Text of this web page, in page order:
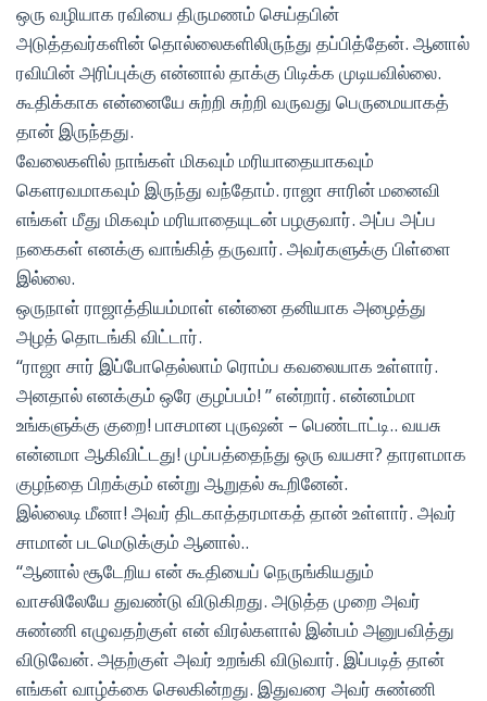
ஒரு வழியாக ரவியை திருமணம் செய்தபின்
அடுத்தவர்களின் தொல்லைகளிலிருந்து தப்பித்தேன். ஆனால்
ரவியின் அரிப்புக்கு என்னால் தாக்கு பிடிக்க முடியவில்லை.
கூதிக்காக என்னையே சுற்றி சுற்றி வருவது பெருமையாகத்
தான் இருந்தது.
வேலைகளில் நாங்கள் மிகவும் மரியாதையாகவும்
கெளரவமாகவும் இருந்து வந்தோம். ராஜா சாரின் மனைவி
எங்கள் மீது மிகவும் மரியாதையுடன் பழகுவார். அப்ப அப்ப
நகைகள் எனக்கு வாங்கித் தருவார். அவர்களுக்கு பிள்ளை
இல்லை.
ஒருநாள் ராஜாத்தியம்மாள் என்னை தனியாக அழைத்து
அழத் தொடங்கி விட்டார்.
“ராஜா சார் இப்போதெல்லாம் ரொம்ப கவலையாக உள்ளார்.
அனதால் எனக்கும் ஒரே குழப்பம்! ” என்றார். என்னம்மா
உங்களுக்கு குறை! பாசமான புருஷன் – பெண்டாட்டி.. வயசு
என்னமா ஆகிவிட்டது! முப்பத்தைந்து ஒரு வயசா? தாரளமாக
குழந்தை பிறக்கும் என்று ஆறுதல் கூறினேன்.
இல்லைடி மீனா! அவர் திடகாத்தரமாகத் தான் உள்ளார். அவர்
சாமான் படமெடுக்கும் ஆனால்..
“ஆனால் சூடேறிய என் கூதியைப் நெருங்கியதும்
வாசலிலேயே துவண்டு விடுகிறது. அடுத்த முறை அவர்
சுண்ணி எழுவதற்குள் என் விரல்களால் இன்பம் அனுபவித்து
விடுவேன். அதற்குள் அவர் உறங்கி விடுவார். இப்படித் தான்
எங்கள் வாழ்க்கை செலகின்றது. இதுவரை அவர் சுண்ணி